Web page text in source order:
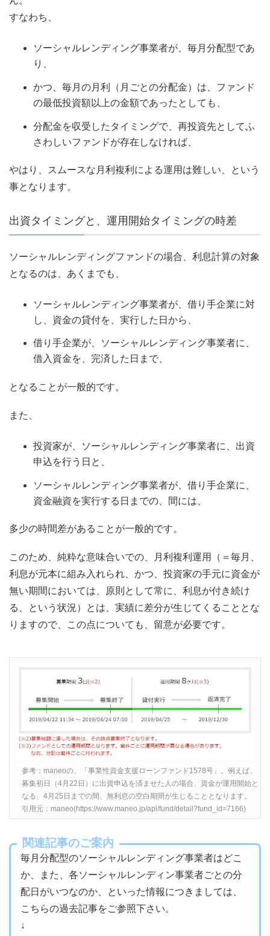
すなわち、
ソーシャルレンディング事業者が、毎月分配型であ
り、
かつ、毎月の月利（月ごとの分配金）は、ファンド
の最低投資額以上の金額であったとしても、
分配金を収受したタイミングで、再投資先としてふ
さわしいファンドが存在しなければ、
やはり、スムースな月利複利による運用は難しい、という
事となります。
出資タイミングと、運用開始タイミングの時差
ソーシャルレンディングファンドの場合、利息計算の対象
となるのは、あくまでも、
ソーシャルレンディング事業者が、借り手企業に対
し、資金の貸付を、実行した日から、
借り手企業が、ソーシャルレンディング事業者に、
借入資金を、完済した日まで、
となることが一般的です。
また、
投資家が、ソーシャルレンディング事業者に、出資
申込を行う日と、
ソーシャルレンディング事業者が、借り手企業に、
資金融資を実行する日までの、間には、
多少の時間差があることが一般的です。
このため、純粋な意味合いでの、月利複利運用（＝毎月、
利息が元本に組み入れられ、かつ、投資家の手元に資金が
無い期間においては、原則として常に、利息が付き続け
る、という状況）とは、実績に差分が生じてくることとな
りますので、この点についても、留意が必要です。
参考：maneoの、「事業性資金支援ローンファンド1578号」。例えば、
募集初日（4月22日）に出資申込を済ませた人の場合、資金が運用開始と
なる、4月25日までの間、無利息の空白期間が生じることとなります。
引用元：maneo(https://www.maneo.jp/apl/fund/detail?fund_id=7166)
関連記事のご案内
毎月分配型のソーシャルレンディング事業者はどこ
か、また、各ソーシャルレンディン事業者ごとの分
配日がいつなのか、といった情報につきましては、
こちらの過去記事をご参照下さい。
↓